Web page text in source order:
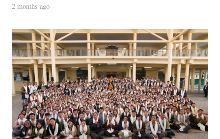
2 months ago